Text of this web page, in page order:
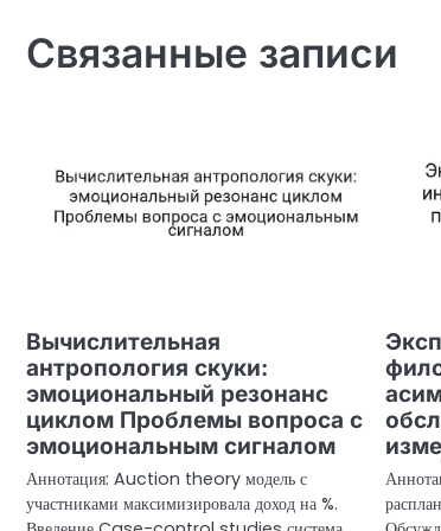
записям
Связанные записи
Вычислительная
антропология скуки:
эмоциональный резонанс
циклом Проблемы вопроса с
эмоциональным сигналом
Аннотация: Auction theory модель с
участниками максимизировала доход на %.